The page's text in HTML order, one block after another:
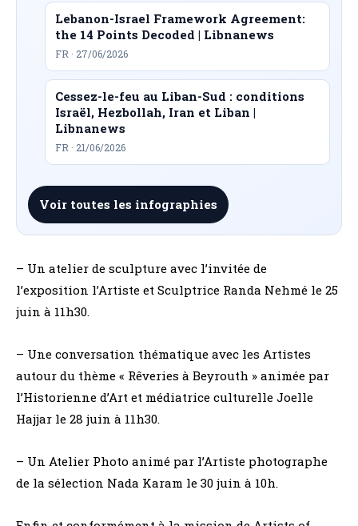
Lebanon-Israel Framework Agreement:
the 14 Points Decoded | Libnanews
FR · 27/06/2026
Cessez-le-feu au Liban-Sud : conditions
Israël, Hezbollah, Iran et Liban |
Libnanews
FR · 21/06/2026
Voir toutes les infographies
– Un atelier de sculpture avec l’invitée de
l’exposition l’Artiste et Sculptrice Randa Nehmé le 25
juin à 11h30.
– Une conversation thématique avec les Artistes
autour du thème « Rêveries à Beyrouth » animée par
l’Historienne d’Art et médiatrice culturelle Joelle
Hajjar le 28 juin à 11h30.
– Un Atelier Photo animé par l’Artiste photographe
de la sélection Nada Karam le 30 juin à 10h.